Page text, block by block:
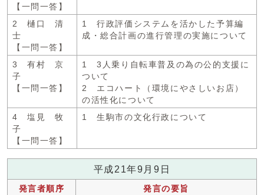
【一問一答】
2 樋口 清
士
【一問一答】
1 行政評価システムを活かした予算編
成・総合計画の進行管理の実施について
3 有村 京
子
【一問一答】
1 3人乗り自転車普及の為の公的支援に
ついて
2 エコハート（環境にやさしいお店）
の活性化について
4 塩見 牧
子
【一問一答】
1 生駒市の文化行政について
平成21年9月9日
発言者順序
発言の要旨